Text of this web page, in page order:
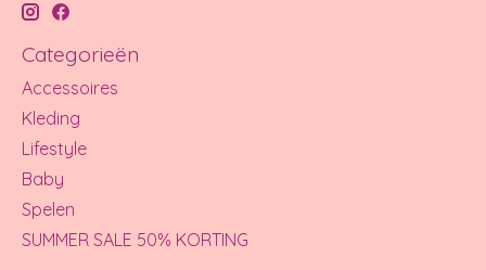
Categorieën
Accessoires
Kleding
Lifestyle
Baby
Spelen
SUMMER SALE 50% KORTING